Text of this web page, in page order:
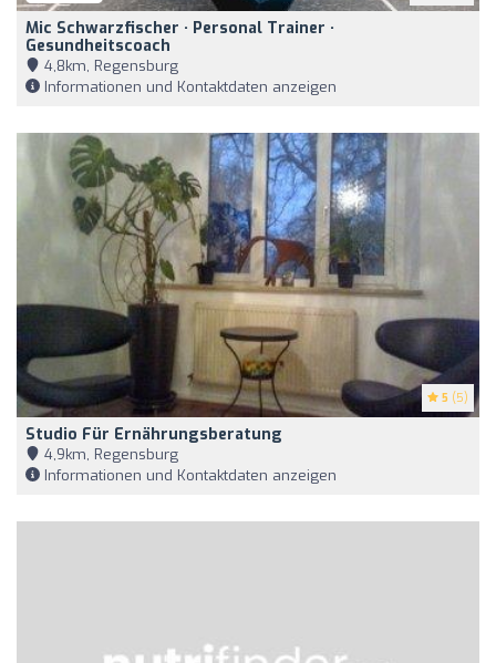
Mic Schwarzfischer · Personal Trainer ·
Gesundheitscoach
4,8km, Regensburg
Informationen und Kontaktdaten anzeigen
5 (5)
Studio Für Ernährungsberatung
4,9km, Regensburg
Informationen und Kontaktdaten anzeigen